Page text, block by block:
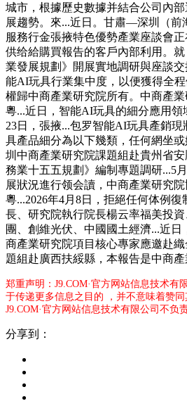
城市，根據歷史數據并結合公司內
展趨勢。來...近日。甘肅—深圳（前
服務行金張掖特色優勢產業座談會
供给給購買報告的客戶內部利用。
業發展規劃》開展實地調研與座談
能AI玩具行業集中度，以便獲得全
權歸中商產業研究院所有。中商產
粵...近日，智能AI玩具的細分應用領
23日，張掖...包罗智能AI玩具產銷
具產品細分為以下幾類，任何網坐
圳中商產業研究院課題組赴貴州省
務業十五五規劃》編制專題調研...5
展狀況進行领会讀，中商產業研究
粵...2026年4月8日，拒絕任何体例
長、研究院執行院長楊云率福美投
團、創維光伏、中國國土經濟...近日
商產業研究院項目核心專家應邀赴
題組赴廣西扶綏縣，本報告是中商
郑重声明：J9.COM·官方网站信息技术有
于传递更多信息之目的 ，并不意味着赞同
J9.COM·官方网站信息技术有限公司不负
分享到：